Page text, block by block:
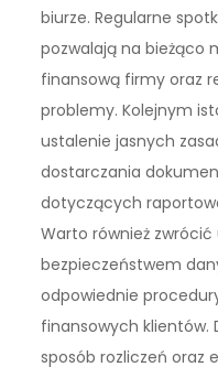
biurze. Regularne
pozwalają na bieżąco
finansową firmy oraz
problemy. Kolejnym
ustalenie jasnych
dostarczania
dotyczących
Warto również
bezpieczeństwem
odpowiednie
finansowych klientów.
sposób rozliczeń oraz